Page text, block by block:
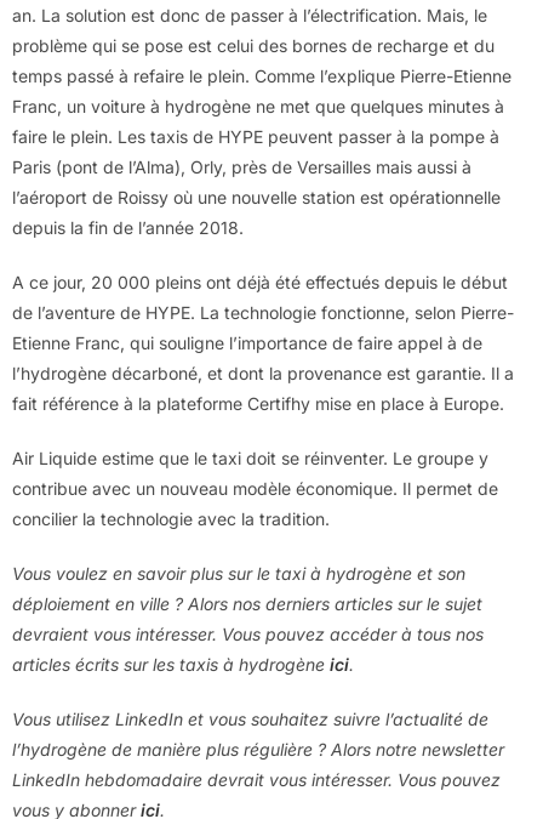
an. La solution est donc de passer à l’électrification. Mais, le
problème qui se pose est celui des bornes de recharge et du
temps passé à refaire le plein. Comme l’explique Pierre-Etienne
Franc, un voiture à hydrogène ne met que quelques minutes à
faire le plein. Les taxis de HYPE peuvent passer à la pompe à
Paris (pont de l’Alma), Orly, près de Versailles mais aussi à
l’aéroport de Roissy où une nouvelle station est opérationnelle
depuis la fin de l’année 2018.
A ce jour, 20 000 pleins ont déjà été effectués depuis le début
de l’aventure de HYPE. La technologie fonctionne, selon Pierre-
Etienne Franc, qui souligne l’importance de faire appel à de
l’hydrogène décarboné, et dont la provenance est garantie. Il a
fait référence à la plateforme Certifhy mise en place à Europe.
Air Liquide estime que le taxi doit se réinventer. Le groupe y
contribue avec un nouveau modèle économique. Il permet de
concilier la technologie avec la tradition.
Vous voulez en savoir plus sur le taxi à hydrogène et son
déploiement en ville ? Alors nos derniers articles sur le sujet
devraient vous intéresser. Vous pouvez accéder à tous nos
articles écrits sur les taxis à hydrogène ici.
Vous utilisez LinkedIn et vous souhaitez suivre l’actualité de
l’hydrogène de manière plus régulière ? Alors notre newsletter
LinkedIn hebdomadaire devrait vous intéresser. Vous pouvez
vous y abonnerici.